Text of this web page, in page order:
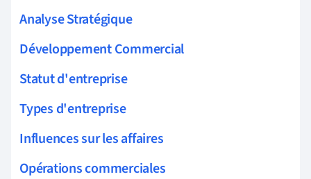
Analyse Stratégique
Développement Commercial
Statut d'entreprise
Types d'entreprise
Influences sur les affaires
Opérations commerciales